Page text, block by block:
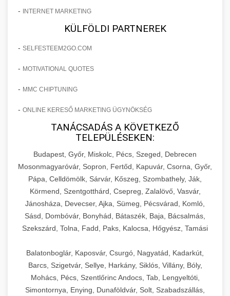
- INTERNET MARKETING
KÜLFÖLDI PARTNEREK
- SELFESTEEM2GO.COM
- MOTIVATIONAL QUOTES
- MMC CHIPTUNING
- ONLINE KERESŐ MARKETING ÜGYNÖKSÉG
TANÁCSADÁS A KÖVETKEZŐ
TELEPÜLÉSEKEN:
Budapest, Győr, Miskolc, Pécs, Szeged, Debrecen
Mosonmagyaróvár, Sopron, Fertőd, Kapuvár, Csorna, Győr,
Pápa, Celldömölk, Sárvár, Kőszeg, Szombathely, Ják,
Körmend, Szentgotthárd, Csepreg, Zalalövő, Vasvár,
Jánosháza, Devecser, Ajka, Sümeg, Pécsvárad, Komló,
Sásd, Dombóvár, Bonyhád, Bátaszék, Baja, Bácsalmás,
Szekszárd, Tolna, Fadd, Paks, Kalocsa, Hőgyész, Tamási
Balatonboglár, Kaposvár, Csurgó, Nagyatád, Kadarkút,
Barcs, Szigetvár, Sellye, Harkány, Siklós, Villány, Bóly,
Mohács, Pécs, Szentlőrinc Andocs, Tab, Lengyeltóti,
Simontornya, Enying, Dunaföldvár, Solt, Szabadszállás,